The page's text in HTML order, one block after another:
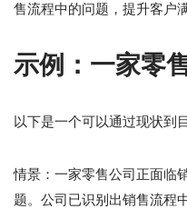
售流程中的问题，提升客户
示例：一家零
以下是一个可以通过现状到
情景：一家零售公司正面临
题。公司已识别出销售流程